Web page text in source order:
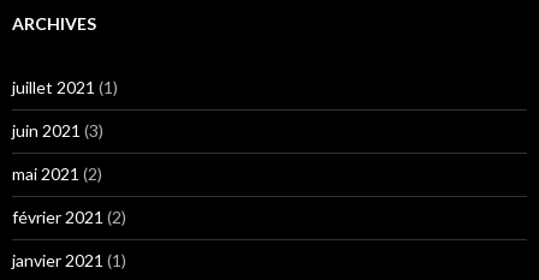
ARCHIVES
juillet 2021 (1)
juin 2021 (3)
mai 2021 (2)
février 2021 (2)
janvier 2021 (1)